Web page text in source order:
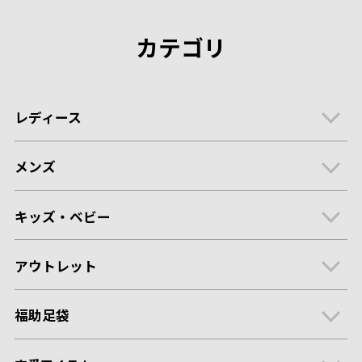
カテゴリ
レディース
メンズ
キッズ・ベビー
アウトレット
福助足袋